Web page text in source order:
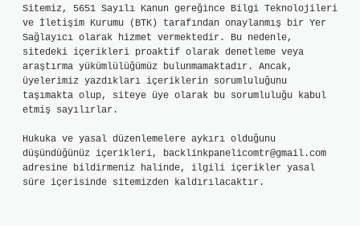
Sitemiz, 5651 Sayılı Kanun gereğince Bilgi Teknolojileri
ve İletişim Kurumu (BTK) tarafından onaylanmış bir Yer
Sağlayıcı olarak hizmet vermektedir. Bu nedenle,
sitedeki içerikleri proaktif olarak denetleme veya
araştırma yükümlülüğümüz bulunmamaktadır. Ancak,
üyelerimiz yazdıkları içeriklerin sorumluluğunu
taşımakta olup, siteye üye olarak bu sorumluluğu kabul
etmiş sayılırlar.
Hukuka ve yasal düzenlemelere aykırı olduğunu
düşündüğünüz içerikleri, backlinkpanelicomtr@gmail.com
adresine bildirmeniz halinde, ilgili içerikler yasal
süre içerisinde sitemizden kaldırılacaktır.